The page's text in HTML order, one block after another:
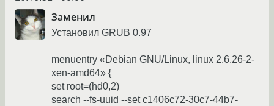
Заменил
Установил GRUB 0.97
menuentry «Debian GNU/Linux, linux 2.6.26-2-
xen-amd64» {
set root=(hd0,2)
search --fs-uuid --set c1406c72-30c7-44b7-